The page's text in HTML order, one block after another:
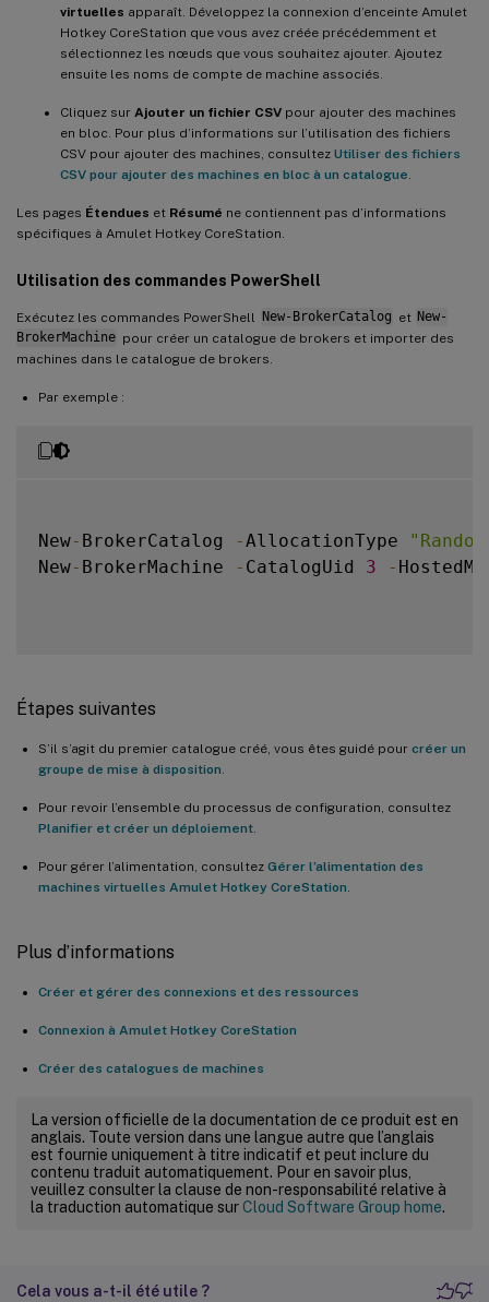
virtuelles apparaît. Développez la connexion d’enceinte Amulet
Hotkey CoreStation que vous avez créée précédemment et
sélectionnez les nœuds que vous souhaitez ajouter. Ajoutez
ensuite les noms de compte de machine associés.
Cliquez sur Ajouter un fichier CSV pour ajouter des machines
en bloc. Pour plus d’informations sur l’utilisation des fichiers
CSV pour ajouter des machines, consultez Utiliser des fichiers
CSV pour ajouter des machines en bloc à un catalogue
Les pages Étendues et Résumé ne contiennent pas d’informations
spécifiques à Amulet Hotkey CoreStation.
Utilisation des commandes PowerShell
Exécutez les commandes PowerShell New-BrokerCatalog et New-
BrokerMachine pour créer un catalogue de brokers et importer des
machines dans le catalogue de brokers.
Par exemple :
New- BrokerCatalog -AllocationType
New- BrokerMachine - CatalogUid 3 -
Étapes suivantes
S’il s’agit du premier catalogue créé, vous êtes guidé pour créer un
groupe de mise à disposition
Pour revoir l’ensemble du processus de configuration, consultez
Planifier et créer un déploiement
Pour gérer l’alimentation, consultez Gérer l’alimentation des
machines virtuelles Amulet Hotkey CoreStation
Plus d’informations
Créer et gérer des connexions et des ressources
Connexion à Amulet Hotkey CoreStation
Créer des catalogues de machines
La version officielle de la documentation de ce produit est en
anglais. Toute version dans une langue autre que l’anglais
est fournie uniquement à titre indicatif et peut inclure du
contenu traduit automatiquement. Pour en savoir plus,
veuillez consulter la clause de non-responsabilité relative à
la traduction automatique surCloud Software Group home.
Cela vous a-t-il été utile ?